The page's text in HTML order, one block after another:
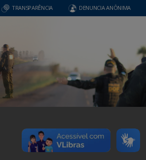
TRANSPARÊNCIA DENUNCIA ANÔNIMA